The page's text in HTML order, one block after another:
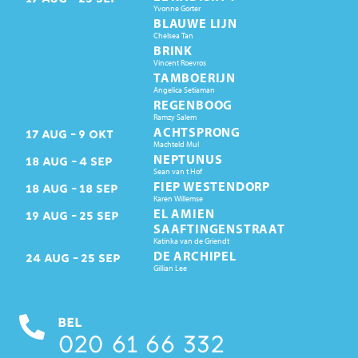
Yvonne Gorter
BLAUWE LIJN
Chelsea Tan
BRINK
Vincent Roevros
TAMBOERIJN
Angelica Setiaman
REGENBOOG
Ramzy Salem
17 AUG 9 OKT ACHTSPRONG
Machteld Mul
18 AUG 4 SEP NEPTUNUS
Sean van t Hof
18 AUG 18 SEP FIEP WESTENDORP
Karen Willemse
19 AUG 25 SEP
EL AMIEN
SAAFTINGENSTRAAT
Katinka van de Griendt
24 AUG 25 SEP DE ARCHIPEL
Gillian Lee
BEL
020 61 66 332